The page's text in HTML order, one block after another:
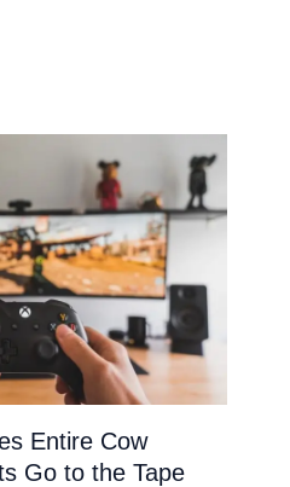
Entire Cow
Go to the Tape